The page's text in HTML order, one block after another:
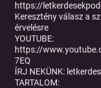
https://
Keresztény válasz a
érvelésre
YOUTUBE:
https://
7EQ
ÍRJ NEKÜNK:
TARTALOM: